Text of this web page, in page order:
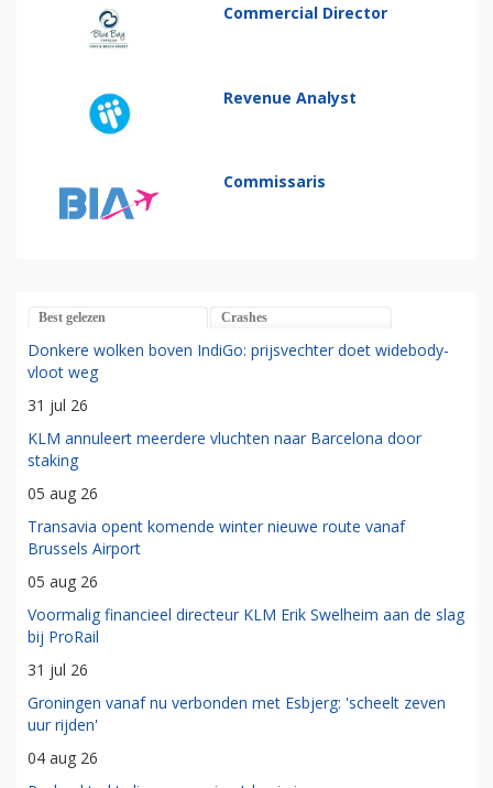
Commercial Director
Revenue Analyst
Commissaris
Best gelezen Crashes
Donkere wolken boven IndiGo: prijsvechter doet widebody-
vloot weg
31 jul 26
KLM annuleert meerdere vluchten naar Barcelona door
staking
05 aug 26
Transavia opent komende winter nieuwe route vanaf
Brussels Airport
05 aug 26
Voormalig financieel directeur KLM Erik Swelheim aan de slag
bij ProRail
31 jul 26
Groningen vanaf nu verbonden met Esbjerg: 'scheelt zeven
uur rijden'
04 aug 26